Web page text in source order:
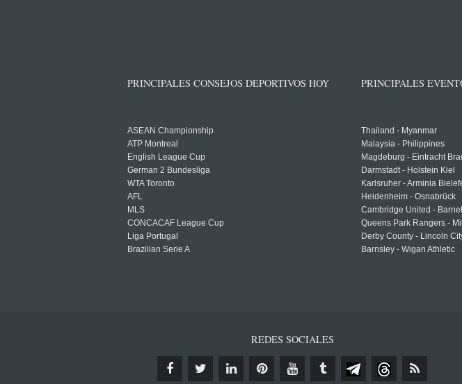
PRINCIPALES CONSEJOS DEPORTIVOS HOY
ASEAN Championship
ATP Montreal
English League Cup
German 2 Bundesliga
WTA Toronto
AFL
MLS
CONCACAF League Cup
Liga Portugal
Brazilian Serie A
PRINCIPALES
Thailand - Myanmar
Malaysia - Philippines
Magdeburg - Eintracht
Darmstadt - Holstein Kiel
Karlsruher - Arminia
Heidenheim - Osnabrück
Cambridge United - Barnet
Queens Park Rangers -
Derby County - Lincoln
Barnsley - Wigan Athletic
REDES SOCIALES